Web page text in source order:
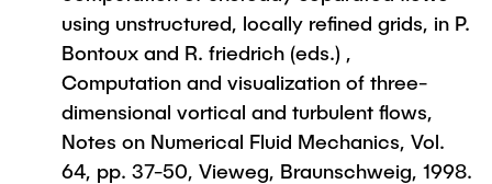
using unstructured, locally refined grids, in P.
Bontoux and R. friedrich (eds.) ,
Computation and visualization of three-
dimensional vortical and turbulent flows,
Notes on Numerical Fluid Mechanics, Vol.
64, pp. 37-50, Vieweg, Braunschweig, 1998.